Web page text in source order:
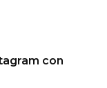
con